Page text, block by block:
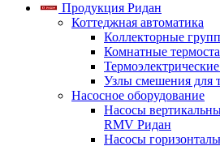
Продукция Ридан
Коттеджная автоматика
Коллекторные
Комнатные
Узлы смешения для
Насосное оборудование
Насосы
RMV Ридан
Насосы